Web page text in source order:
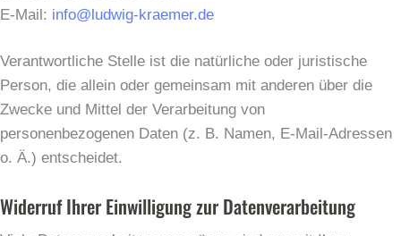
E-Mail: info@ludwig-kraemer.de
Verantwortliche Stelle ist die natürliche oder juristische
Person, die allein oder gemeinsam mit anderen über die
Zwecke und Mittel der Verarbeitung von
personenbezogenen Daten (z. B. Namen, E-Mail-Adressen
o. Ä.) entscheidet.
Widerruf Ihrer Einwilligung zur Datenverarbeitung